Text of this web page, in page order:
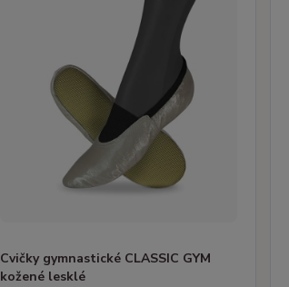
Cvičky gymnastické CLASSIC GYM
kožené lesklé